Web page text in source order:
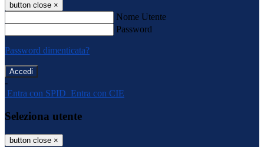
button close ×
Nome Utente
Password
Password dimenticata?
-
Entra con SPID Entra con CIE
Seleziona utente
button close ×